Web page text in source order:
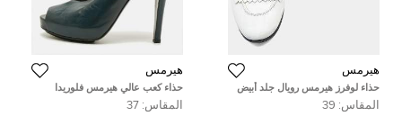
هيرمس
حذاء لوفرز هيرمس رويال جلد أبيض
المقاس: 39
هيرمس
حذاء كعب عالي هيرمس فلوريدا
سويدي كاكي مقاس 38
المقاس: 37